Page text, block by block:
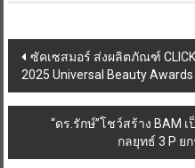
Post
navigation
ซัคเซสมอร์ ส่งผลิตภัณฑ์
2025 Universal Beauty
“ดร.รักษ์”โชว์สร้าง BAM
กลยุทธ์ 3 P ย